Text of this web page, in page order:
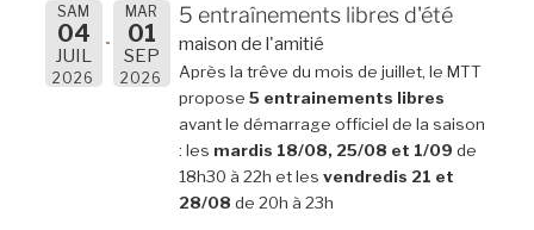
SAM
04
JUIL
2026
MAR
01
SEP
2026
5 entraînements libres d'été
maison de l'amitié
Après la trêve du mois de juillet, le MTT
propose 5 entrainements libres
avant le démarrage officiel de la saison
: les mardis 18/08, 25/08 et 1/09 de
18h30 à 22h et les vendredis 21 et
28/08 de 20h à 23h